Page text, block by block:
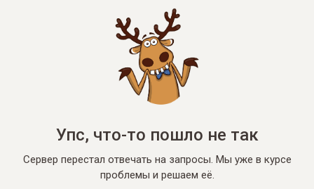
Упс, что-то пошло не так
Сервер перестал отвечать на запросы. Мы уже в курсе
проблемы и решаем её.